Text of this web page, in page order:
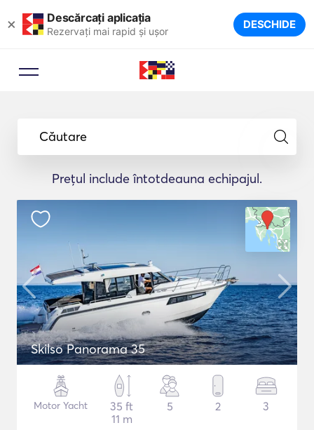
× Descărcați aplicația
Rezervați mai rapid și ușor DESCHIDE
Căutare
Prețul include întotdeauna echipajul.
Skilso Panorama 35
Motor Yacht
35 ft
11 m
5 2 3